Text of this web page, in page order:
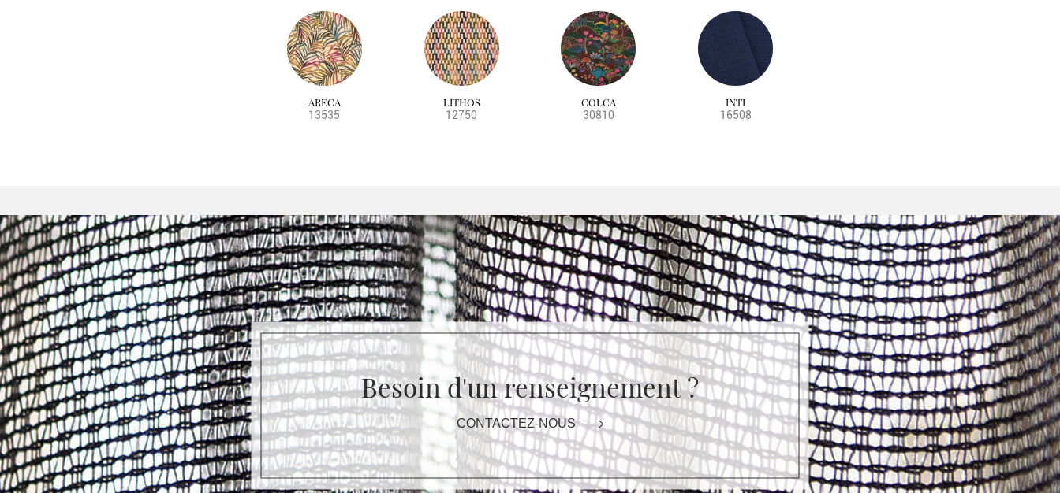
ARECA
13535
LITHOS
12750
COLCA
30810
INTI
16508
Besoin d'un renseignement ?
CONTACTEZ-NOUS